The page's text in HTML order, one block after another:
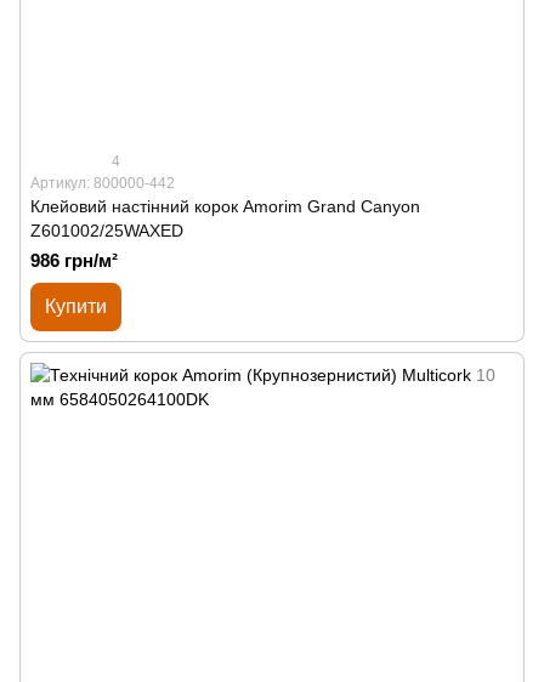
4
Артикул: 800000-442
Клейовий настінний корок Amorim Grand Canyon
Z601002/25WAXED
986 грн/м²
Купити